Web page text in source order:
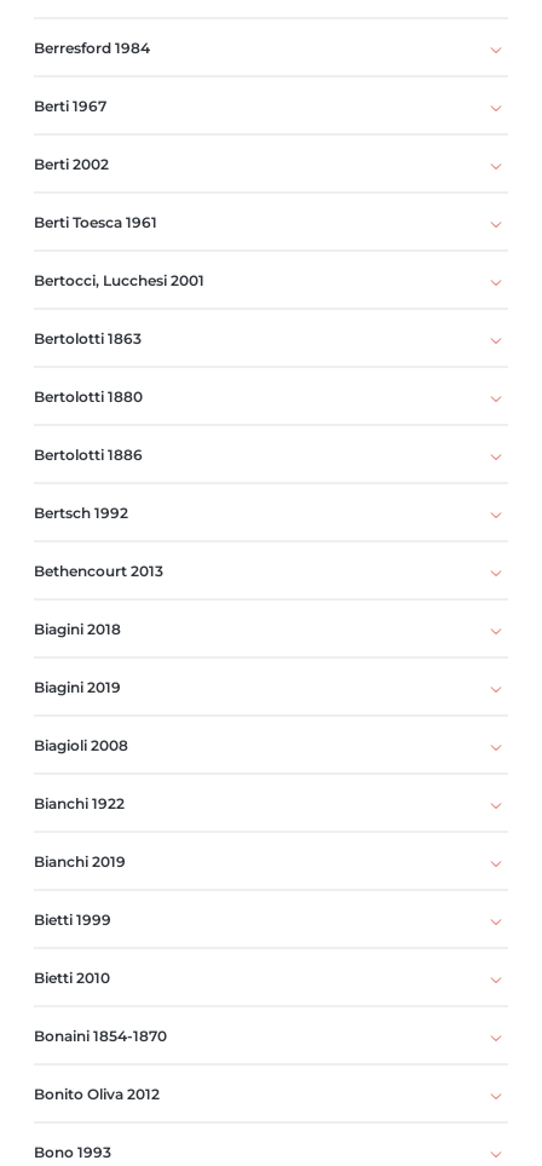
Berresford 1984
Berti 1967
Berti 2002
Berti Toesca 1961
Bertocci, Lucchesi 2001
Bertolotti 1863
Bertolotti 1880
Bertolotti 1886
Bertsch 1992
Bethencourt 2013
Biagini 2018
Biagini 2019
Biagioli 2008
Bianchi 1922
Bianchi 2019
Bietti 1999
Bietti 2010
Bonaini 1854-1870
Bonito Oliva 2012
Bono 1993